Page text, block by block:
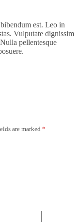
est. Leo in
Vulputate dignissim
pellentesque
are marked *